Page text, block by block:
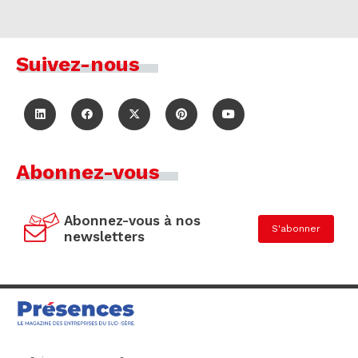
Suivez-nous
Abonnez-vous
Abonnez-vous à nos
newsletters
S'abonner